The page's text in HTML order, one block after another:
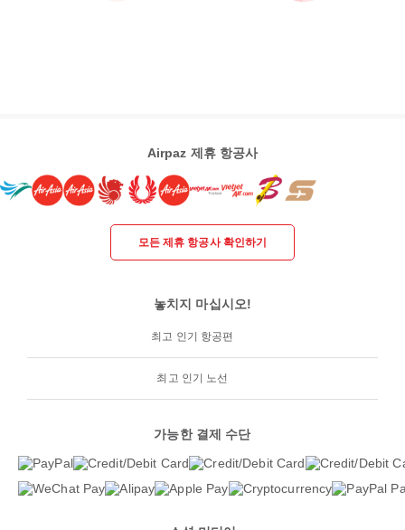
Airpaz 제휴 항공사
모든 제휴 항공사 확인하기
놓치지 마십시오!
최고 인기 항공편
최고 인기 노선
가능한 결제 수단